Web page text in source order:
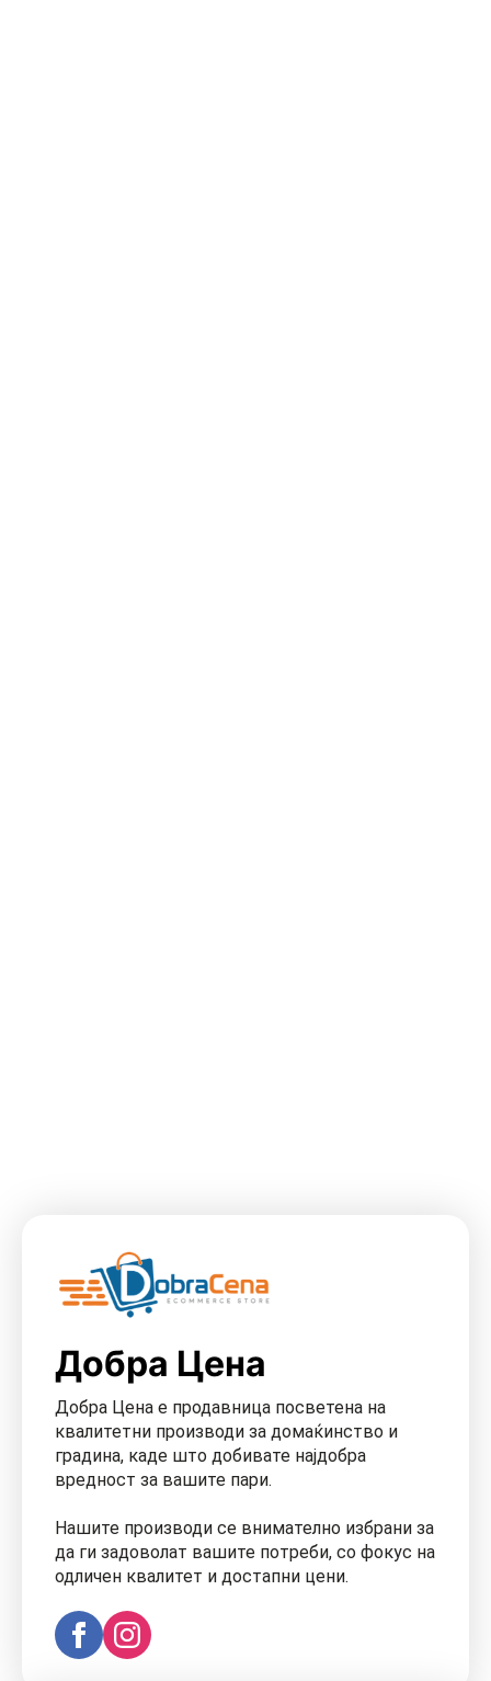
Добра Цена
Добра Цена е продавница посветена на
квалитетни производи за домаќинство и
градина, каде што добивате најдобра
вредност за вашите пари.
Нашите производи се внимателно избрани за
да ги задоволат вашите потреби, со фокус на
одличен квалитет и достапни цени.